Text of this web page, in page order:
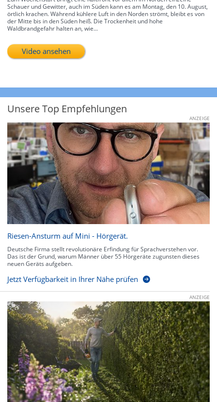
Schauer und Gewitter, auch im Süden kann es am Montag, den 10. August,
örtlich krachen. Während kühlere Luft in den Norden strömt, bleibt es von
der Mitte bis in den Süden heiß. Die Trockenheit und hohe
Waldbrandgefahr halten an, wie...
Video ansehen
Unsere Top Empfehlungen
ANZEIGE
Riesen-Ansturm auf Mini - Hörgerät.
Deutsche Firma stellt revolutionäre Erfindung für Sprachverstehen vor.
Das ist der Grund, warum Männer über 55 Hörgeräte zugunsten dieses
neuen Geräts aufgeben.
Jetzt Verfügbarkeit in Ihrer Nähe prüfen
ANZEIGE